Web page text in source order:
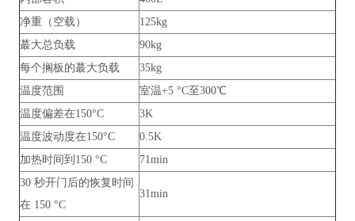
净重（空载）
125kg
蕞大总负载
90kg
每个搁板的蕞大负载
35kg
温度范围
室温+5 °C至300℃
温度偏差在150°C
3K
温度波动度在150°C
0.5K
加热时间到150 °C
71min
30 秒开门后的恢复时间
在 150 °C
31min